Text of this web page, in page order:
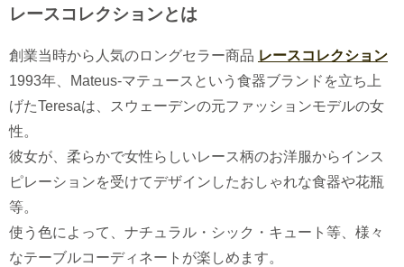
レースコレクションとは
創業当時から人気のロングセラー商品 レースコレクション
1993年、Mateus-マテュースという食器ブランドを立ち上
げたTeresaは、スウェーデンの元ファッションモデルの女
性。
彼女が、柔らかで女性らしいレース柄のお洋服からインス
ピレーションを受けてデザインしたおしゃれな食器や花瓶
等。
使う色によって、ナチュラル・シック・キュート等、様々
なテーブルコーディネートが楽しめます。